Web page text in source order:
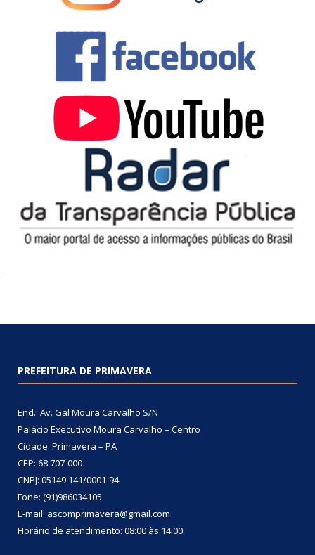
PREFEITURA DE PRIMAVERA
End.: Av. Gal Moura Carvalho S/N
Palácio Executivo Moura Carvalho – Centro
Cidade: Primavera – PA
CEP: 68.707-000
CNPJ: 05149.141/0001-94
Fone: (91)986034105
E-mail: ascomprimavera@gmail.com
Horário de atendimento: 08:00 às 14:00